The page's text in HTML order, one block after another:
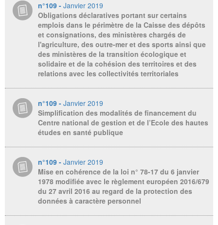
n°109 - Janvier 2019
Obligations déclaratives portant sur certains
emplois dans le périmètre de la Caisse des dépôts
et consignations, des ministères chargés de
l'agriculture, des outre-mer et des sports ainsi que
des ministères de la transition écologique et
solidaire et de la cohésion des territoires et des
relations avec les collectivités territoriales
n°109 - Janvier 2019
Simplification des modalités de financement du
Centre national de gestion et de l’Ecole des hautes
études en santé publique
n°109 - Janvier 2019
Mise en cohérence de la loi n° 78-17 du 6 janvier
1978 modifiée avec le règlement européen 2016/679
du 27 avril 2016 au regard de la protection des
données à caractère personnel